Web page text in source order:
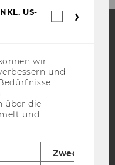
US-
wir
und
über die
und
Zweck